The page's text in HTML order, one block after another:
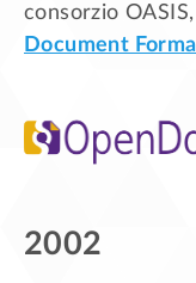
consorzio
Document
2002